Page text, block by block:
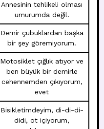
Annesinin tehlikeli olması
umurumda değil.
Demir çubuklardan başka
bir şey göremiyorum.
Motosiklet çığlık atıyor ve
ben büyük bir demirle
cehennemden çıkıyorum,
evet
Bisikletimdeyim, di-di-di-
didi, ot içiyorum,